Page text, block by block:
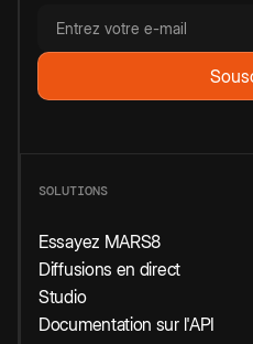
SOLUTIONS
Essayez MARS8
Diffusions en direct
Studio
Documentation sur l'API